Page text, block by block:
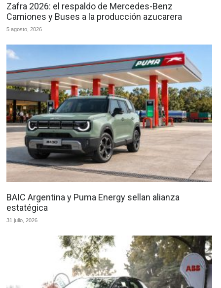
Zafra 2026: el respaldo de Mercedes-Benz
Camiones y Buses a la producción azucarera
5 agosto, 2026
BAIC Argentina y Puma Energy sellan alianza
estatégica
31 julio, 2026